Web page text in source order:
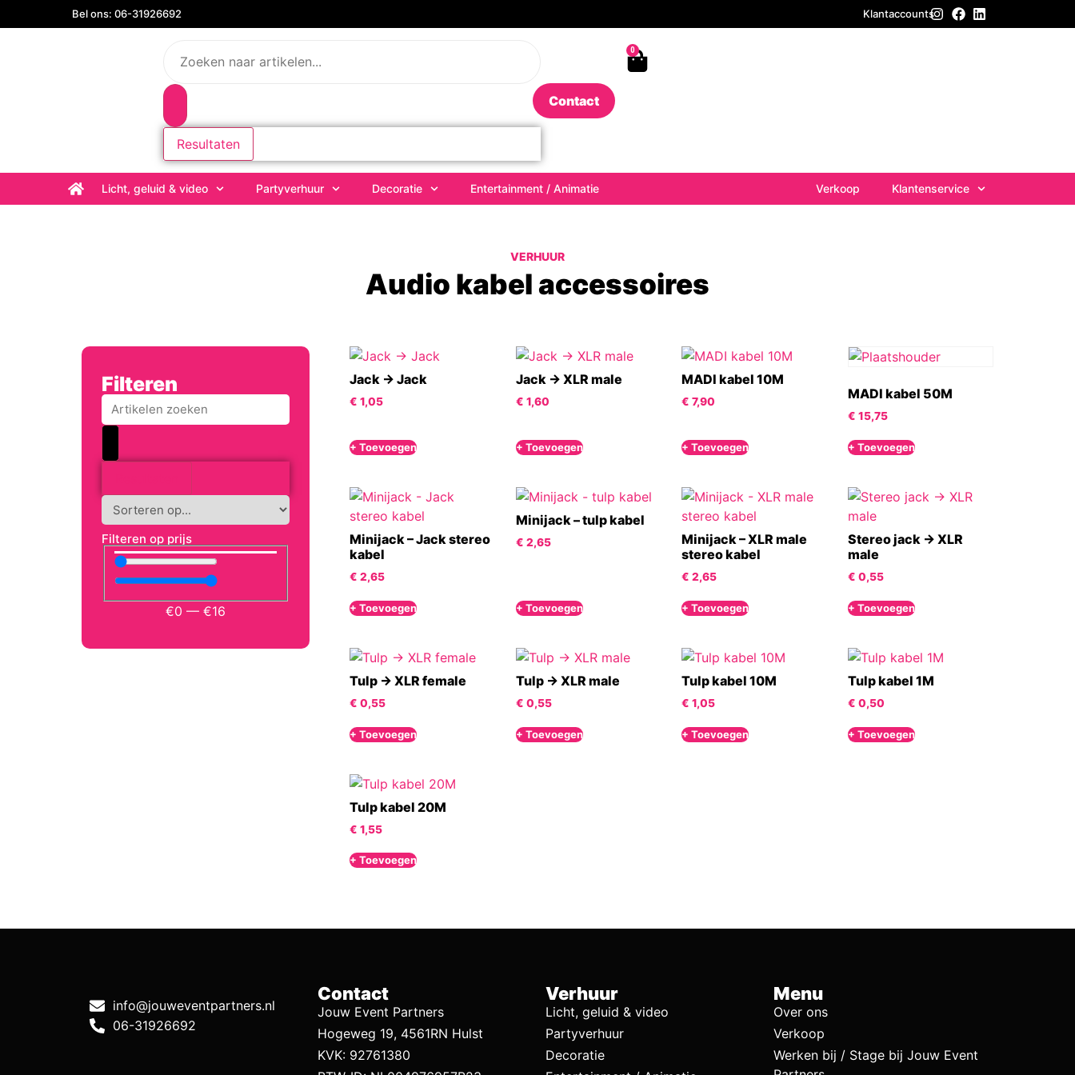
Bel ons: 06-31926692 Klantaccounts
Resultaten
Contact
0
Licht, geluid & video Partyverhuur Decoratie Entertainment / Animatie Verkoop Klantenservice
VERHUUR
Audio kabel accessoires
Filteren
Filteren op prijs
€0 — €16
Jack -> Jack
€ 1,05
+ Toevoegen
Jack -> XLR male
€ 1,60
+ Toevoegen
MADI kabel 10M
€ 7,90
+ Toevoegen
MADI kabel 50M
€ 15,75
+ Toevoegen
Minijack – Jack stereo
kabel
€ 2,65
+ Toevoegen
Minijack – tulp kabel
€ 2,65
+ Toevoegen
Minijack – XLR male
stereo kabel
€ 2,65
+ Toevoegen
Stereo jack -> XLR
male
€ 0,55
+ Toevoegen
Tulp -> XLR female
€ 0,55
+ Toevoegen
Tulp -> XLR male
€ 0,55
+ Toevoegen
Tulp kabel 10M
€ 1,05
+ Toevoegen
Tulp kabel 1M
€ 0,50
+ Toevoegen
Tulp kabel 20M
€ 1,55
+ Toevoegen
info@jouweventpartners.nl
06-31926692
Contact
Jouw Event Partners
Hogeweg 19, 4561RN Hulst
KVK: 92761380
Verhuur
Licht, geluid & video
Partyverhuur
Decoratie
Menu
Over ons
Verkoop
Werken bij / Stage bij Jouw Event